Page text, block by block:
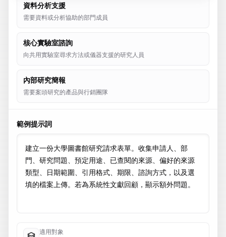
資料分析支援
需要資料或分析協助的部門成員
核心實驗室諮詢
向共用實驗室尋求方法或儀器支援的研究人員
內部研究簡報
需要案頭研究的產品與行銷團隊
範例提示詞
適用對象